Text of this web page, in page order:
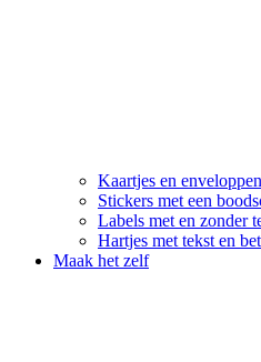
Kaartjes en
Stickers met een
Labels met en zonder
Hartjes met tekst en
Maak het zelf